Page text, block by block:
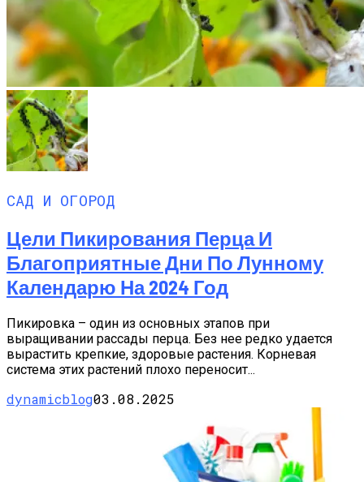
САД И ОГОРОД
Цели Пикирования Перца И
Благоприятные Дни По Лунному
Календарю На 2024 Год
Пикировка – один из основных этапов при
выращивании рассады перца. Без нее редко удается
вырастить крепкие, здоровые растения. Корневая
система этих растений плохо переносит...
dynamicblog03.08.2025